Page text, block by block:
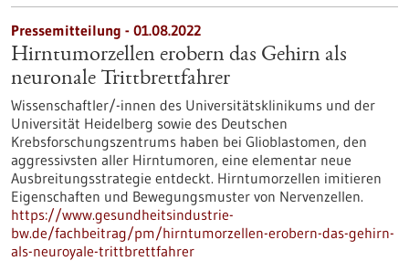
Pressemitteilung - 01.08.2022
Hirntumorzellen erobern das Gehirn als
neuronale Trittbrettfahrer
Wissenschaftler/-innen des Universitätsklinikums und der
Universität Heidelberg sowie des Deutschen
Krebsforschungszentrums haben bei Glioblastomen, den
aggressivsten aller Hirntumoren, eine elementar neue
Ausbreitungsstrategie entdeckt. Hirntumorzellen imitieren
Eigenschaften und Bewegungsmuster von Nervenzellen.
https://www.gesundheitsindustrie-
bw.de/fachbeitrag/pm/hirntumorzellen-erobern-das-gehirn-
als-neuroyale-trittbrettfahrer